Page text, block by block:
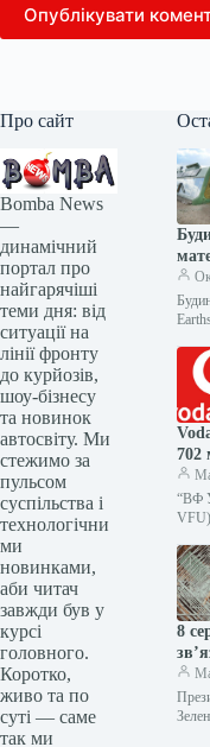
Опублікувати
Про сайт
Bomba News
—
динамічний
портал про
найгарячіші
теми дня: від
ситуації на
лінії фронту
до курйозів,
шоу-бізнесу
та новинок
автосвіту. Ми
стежимо за
пульсом
суспільства і
технологічни
ми
новинками,
аби читач
завжди був у
курсі
головного.
Коротко,
живо та по
суті — саме
так ми
без
вже…
702
“ВФ
8